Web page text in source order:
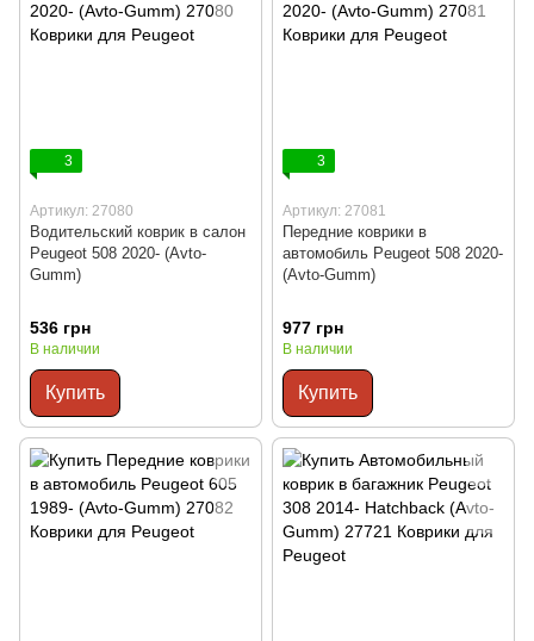
3
Артикул: 27080
Водительский коврик в салон
Peugeot 508 2020- (Avto-
Gumm)
536 грн
В наличии
Купить
3
Артикул: 27081
Передние коврики в
автомобиль Peugeot 508 2020-
(Avto-Gumm)
977 грн
В наличии
Купить